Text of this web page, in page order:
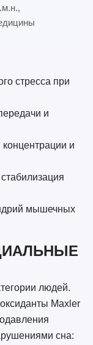
стресса при
и
и
мышечных
людей.
Maxler
сна: